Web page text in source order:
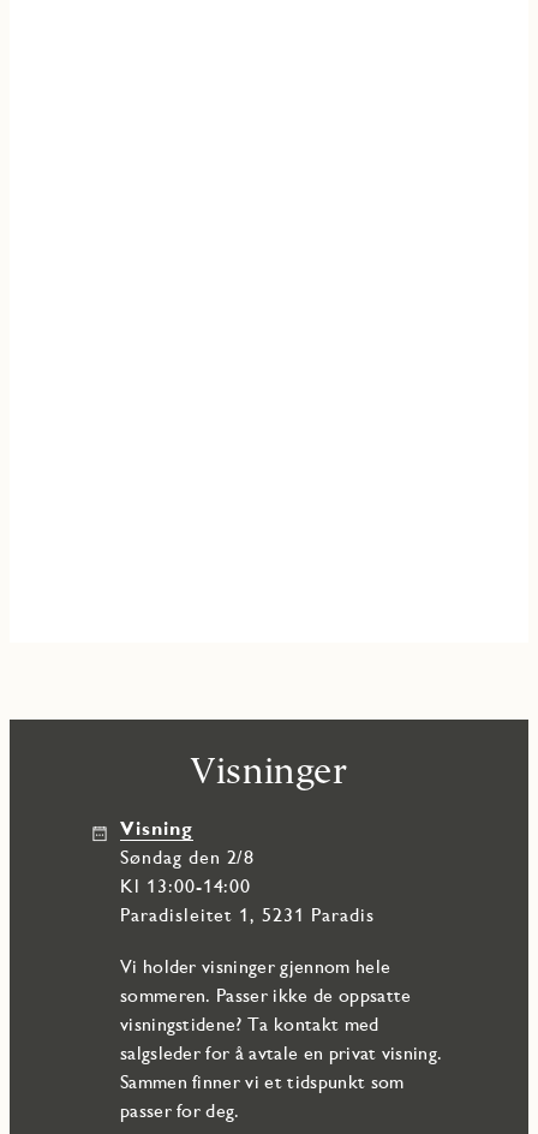
Visninger
Visning
søndag den 2/8
Kl 13:00-14:00
Paradisleitet 1, 5231 Paradis
Vi holder visninger gjennom hele
sommeren. Passer ikke de oppsatte
visningstidene? Ta kontakt med
salgsleder for å avtale en privat visning.
Sammen finner vi et tidspunkt som
passer for deg.